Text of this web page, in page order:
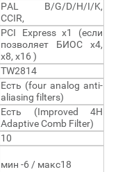
PAL B/G/D/H/I/K,
CCIR,
PCI Express x1 (если
позволяет БИОС x4,
x8, x16 )
TW2814
Есть (four analog anti-
aliasing filters)
Есть (Improved 4H
Adaptive Comb Filter)
10
мин -6 / макс18